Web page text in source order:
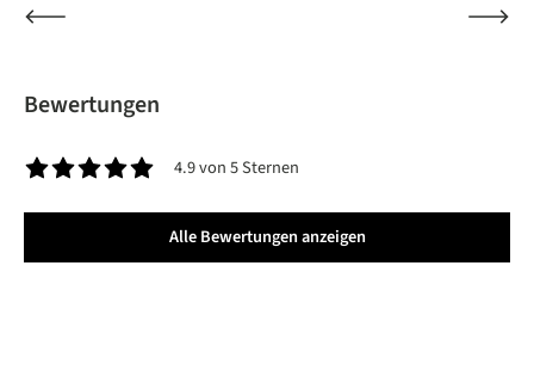
Bewertungen
4.9 von 5 Sternen
Alle Bewertungen anzeigen